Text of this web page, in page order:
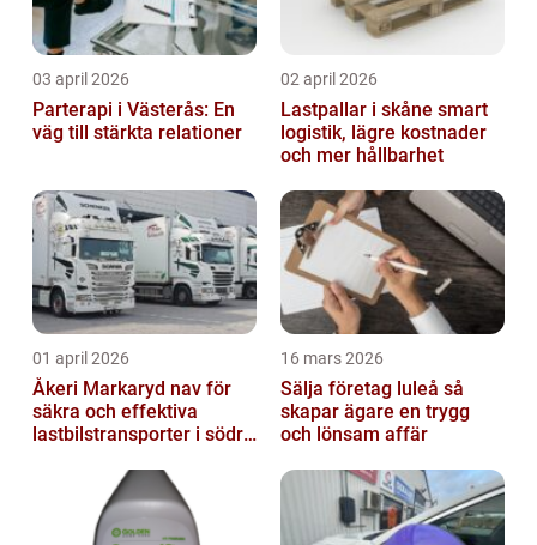
03 april 2026
Parterapi i Västerås: En
väg till stärkta relationer
02 april 2026
Lastpallar i skåne smart
logistik, lägre kostnader
och mer hållbarhet
01 april 2026
Åkeri Markaryd nav för
säkra och effektiva
lastbilstransporter i södra
16 mars 2026
Sälja företag luleå så
skapar ägare en trygg
och lönsam affär